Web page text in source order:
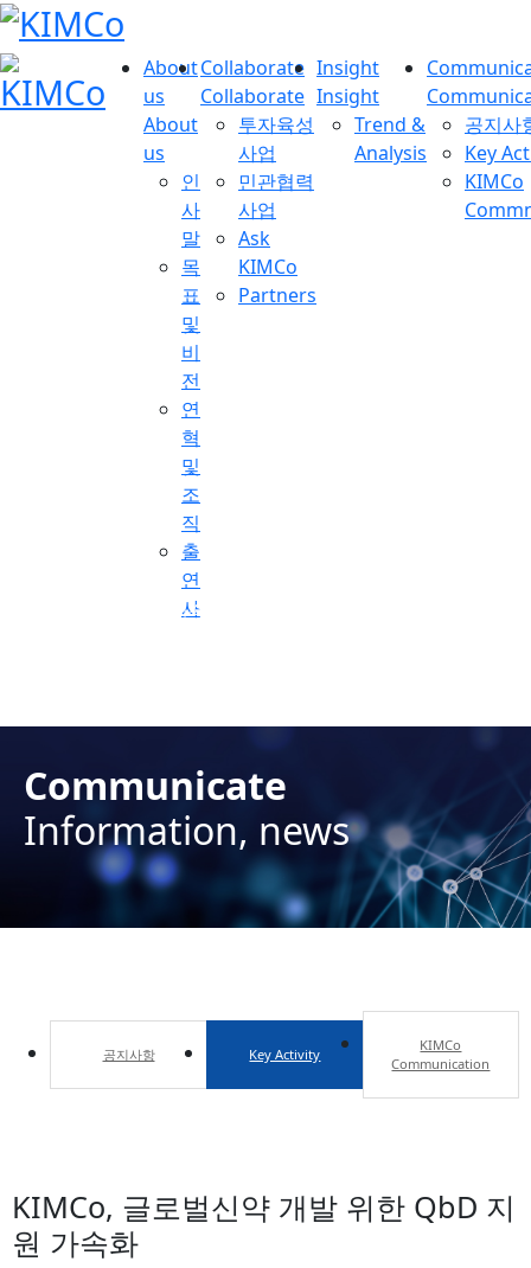
About
us
About
us
인
사
말
목
표
및
비
전
연
혁
및
조
직
출
연
사
Collaborate
Collaborate
투자육성
사업
민관협력
사업
Ask
KIMCo
Partners
Insight
Insight
Trend &
Analysis
공지사
Key
KIMCo
약 개발 위한 QbD 지원 가속화 > Key Activity
Communicate
Information, news
공지사항 Key Activity
KIMCo
Communication
KIMCo, 글로벌신약 개발 위한 QbD 지
원 가속화